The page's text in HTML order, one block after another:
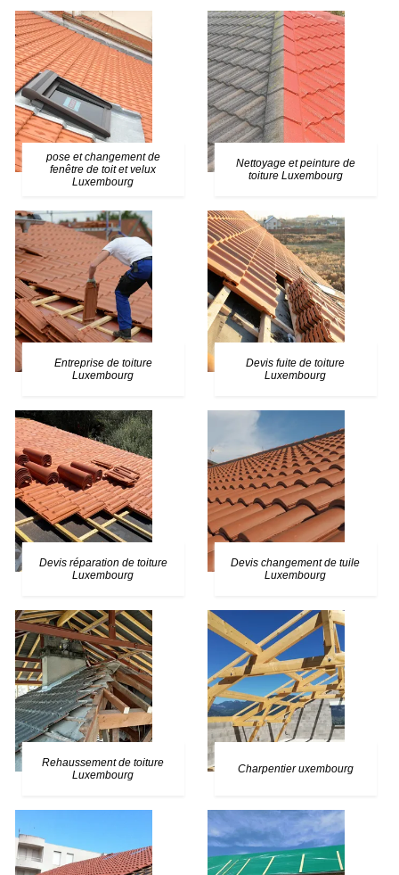
pose et changement de
fenêtre de toit et velux
Luxembourg
Nettoyage et peinture de
toiture Luxembourg
Entreprise de toiture
Luxembourg
Devis fuite de toiture
Luxembourg
Devis réparation de toiture
Luxembourg
Devis changement de tuile
Luxembourg
Rehaussement de toiture
Luxembourg
Charpentier uxembourg